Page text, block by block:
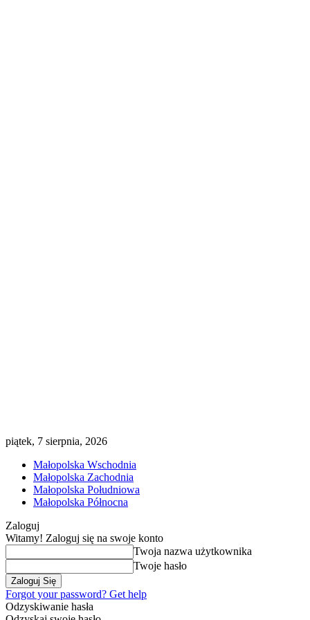
piątek, 7 sierpnia, 2026
Małopolska Wschodnia
Małopolska Zachodnia
Małopolska Południowa
Małopolska Północna
Zaloguj
Witamy! Zaloguj się na swoje konto
Twoja nazwa użytkownika
Twoje hasło
Forgot your password? Get help
Odzyskiwanie hasła